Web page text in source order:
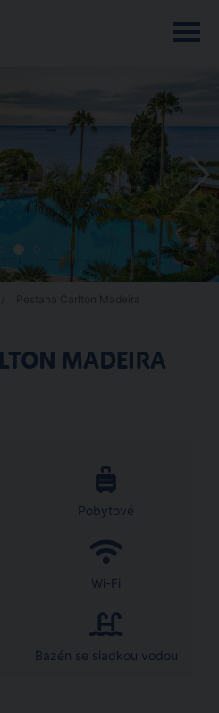
MADEIRA
Pobytové
Wi-Fi
Bazén se sladkou vodou